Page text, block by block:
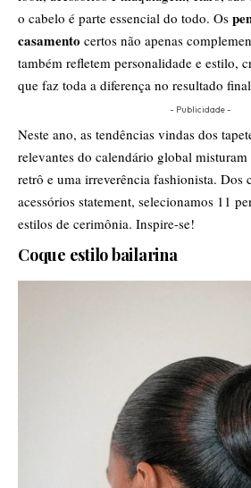
o cabelo é parte essencial do todo. Os
casamento certos não apenas
também refletem personalidade e estilo,
que faz toda a diferença no resultado
- Publicidade -
Neste ano, as tendências vindas dos
relevantes do calendário global
retrô e uma irreverência fashionista. Dos
acessórios statement, selecionamos 11
estilos de cerimônia. Inspire-se!
Coque estilo bailarina